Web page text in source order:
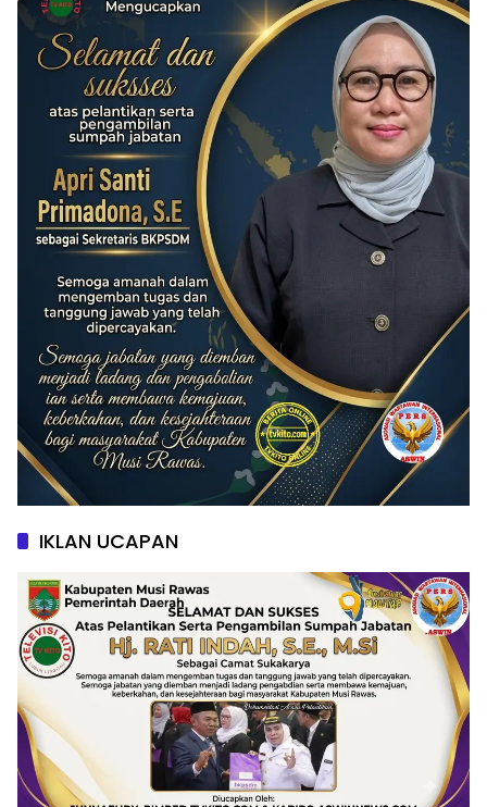
IKLAN UCAPAN